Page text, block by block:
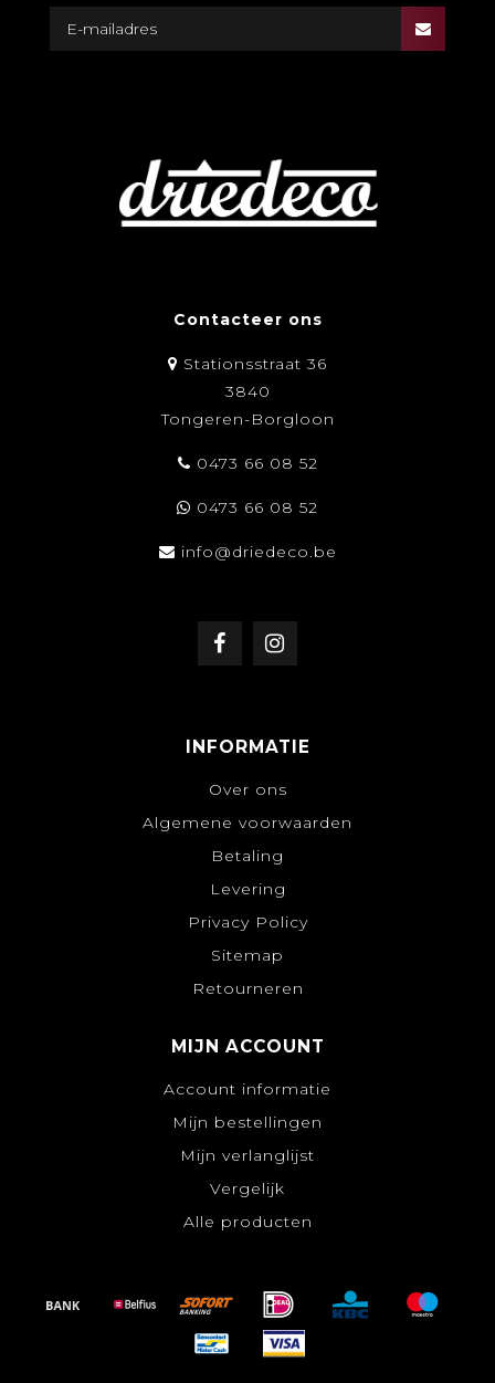
Contacteer ons
Stationsstraat 36
3840
Tongeren-Borgloon
0473 66 08 52
0473 66 08 52
info@driedeco.be
INFORMATIE
Over ons
Algemene voorwaarden
Betaling
Levering
Privacy Policy
Sitemap
Retourneren
MIJN ACCOUNT
Account informatie
Mijn bestellingen
Mijn verlanglijst
Vergelijk
Alle producten